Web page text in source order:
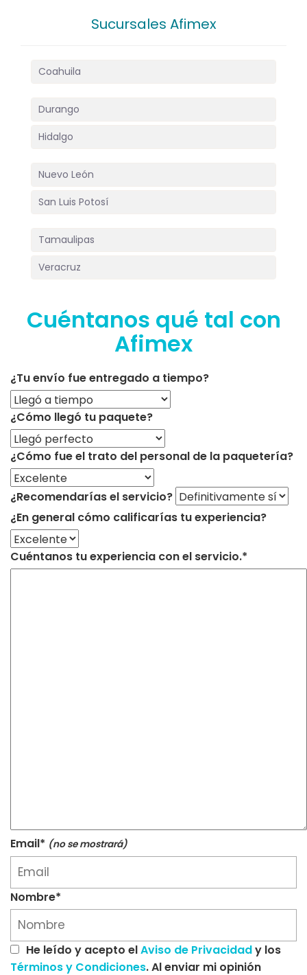
Sucursales Afimex
Coahuila
Durango
Hidalgo
Nuevo León
San Luis Potosí
Tamaulipas
Veracruz
Cuéntanos qué tal con
Afimex
¿Tu envío fue entregado a tiempo?
¿Cómo llegó tu paquete?
¿Cómo fue el trato del personal de la paquetería?
¿Recomendarías el servicio?
¿En general cómo calificarías tu experiencia?
Cuéntanos tu experiencia con el servicio.*
Email* (no se mostrará)
Nombre*
He leído y acepto elAviso de Privacidady los
Términos y Condiciones. Al enviar mi opinión